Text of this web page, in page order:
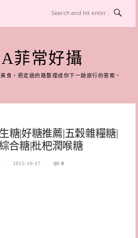
菲常好攝
食，把走過的路整理成你下一趟旅行的答案。
糖|好糖推薦|五穀雜糧糖|
合糖|枇杷潤喉糖
2015-10-17 0